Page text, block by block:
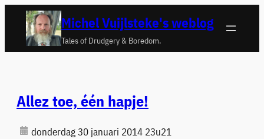
naar
Michel Vuijlsteke's weblog
Tales of Drudgery & Boredom.
Allez toe, één hapje!
donderdag 30 januari 2014 23u21